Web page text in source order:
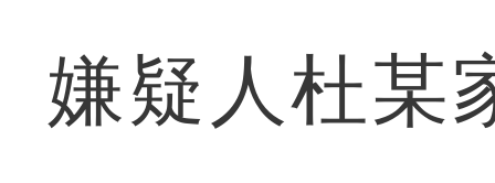
嫌疑人杜某